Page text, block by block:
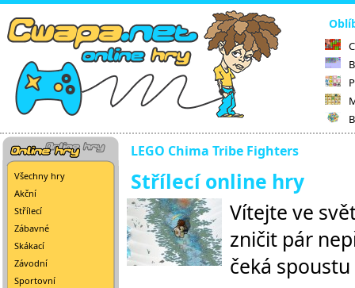
Všechny hry
Akční
Střílecí
Zábavné
Skákací
Závodní
Sportovní
LEGO Chima Tribe Fighters
Střílecí online hry
Vítejte ve
zničit pár
čeká